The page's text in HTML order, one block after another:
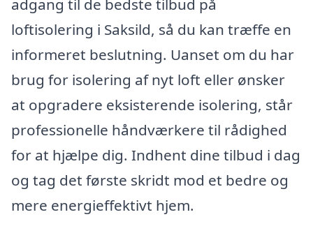
adgang til de bedste tilbud på
loftisolering i Saksild, så du kan træffe en
informeret beslutning. Uanset om du har
brug for isolering af nyt loft eller ønsker
at opgradere eksisterende isolering, står
professionelle håndværkere til rådighed
for at hjælpe dig. Indhent dine tilbud i dag
og tag det første skridt mod et bedre og
mere energieffektivt hjem.